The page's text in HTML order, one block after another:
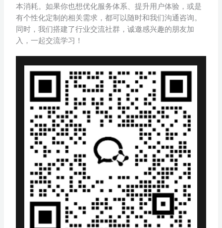
本消耗。如果你也想优化服务体系、提升用户体验，或是
有个性化定制的相关需求，都可以随时和我们沟通咨询。
同时，我们搭建了行业交流社群，诚邀感兴趣的朋友加
入，一起交流学习！